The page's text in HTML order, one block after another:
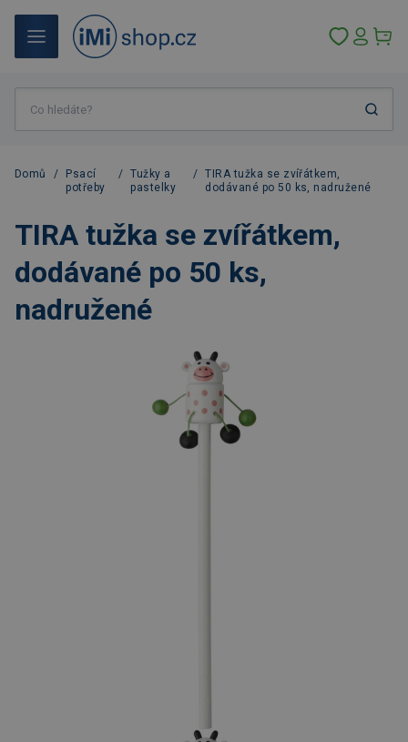
Domů /
Psací
potřeby
/
Tužky a
pastelky
/ TIRA tužka se zvířátkem,
dodávané po 50 ks, nadružené
TIRA tužka se zvířátkem,
dodávané po 50 ks,
nadružené